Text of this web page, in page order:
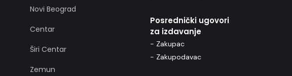
Novi Beograd
Centar
Širi Centar
Zemun
Posrednički ugovori
za izdavanje
- Zakupac
- Zakupodavac